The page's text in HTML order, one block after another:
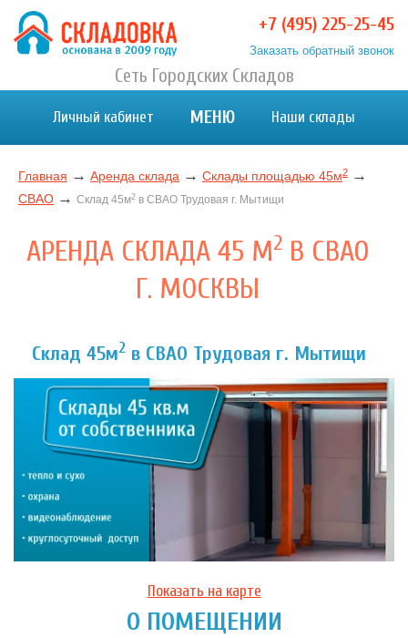
Хранение вещей в Москве и МО. Склад временного
Хранение вещей в Москве и МО. Склад временного хранения. Складовка
+7 (495) 225-25-45
Заказать обратный звонок
Сеть Городских Складов
Личный кабинет МЕНЮ Наши склады
Главная → Аренда склада → Склады площадью 45м2 →
СВАО → Склад 45м2 в СВАО Трудовая г. Мытищи
АРЕНДА СКЛАДА 45 М2В СВАО
Г. МОСКВЫ
Склад 45м2 в СВАО Трудовая г. Мытищи
Показать на карте
О ПОМЕЩЕНИИ